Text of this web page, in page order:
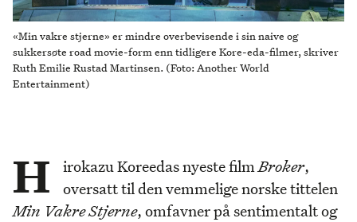
«Min vakre stjerne» er mindre overbevisende i sin naive og
sukkersøte road movie-form enn tidligere Kore-eda-filmer, skriver
Ruth Emilie Rustad Martinsen. (Foto: Another World
Entertainment)
H irokazu Koreedas nyeste filmBroker,
oversatt til den vemmelige norske tittelen
Min Vakre Stjerne, omfavner på sentimentalt og